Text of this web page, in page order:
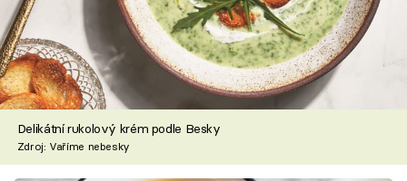
Delikátní rukolový krém podle Besky
Zdroj: Vaříme nebesky